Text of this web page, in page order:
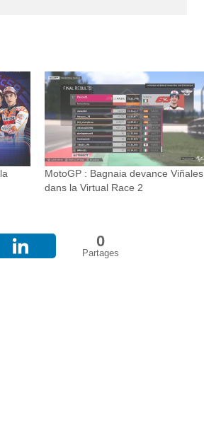
MotoGP : Bagnaia devance Viñales
dans la Virtual Race 2
0
Partages